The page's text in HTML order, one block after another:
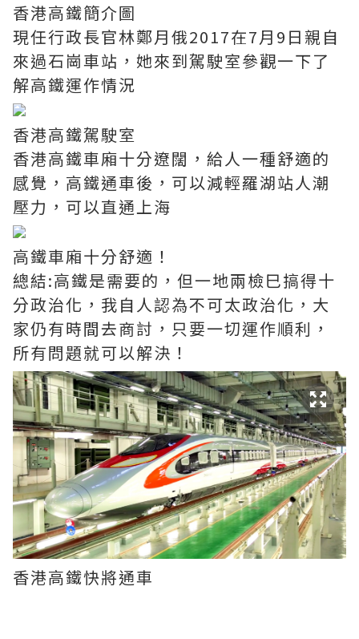
香港高鐵簡介圖
現任行政長官林鄭月俄2017在7月9日親自
來過石崗車站，她來到駕駛室參觀一下了
解高鐵運作情況
香港高鐵駕駛室
香港高鐵車廂十分遼闊，給人一種舒適的
感覺，高鐵通車後，可以減輕羅湖站人潮
壓力，可以直通上海
高鐵車廂十分舒適！
總結:高鐵是需要的，但一地兩檢巳搞得十
分政治化，我自人認為不可太政治化，大
家仍有時間去商討，只要一切運作順利，
所有問題就可以解決！
香港高鐵快將通車